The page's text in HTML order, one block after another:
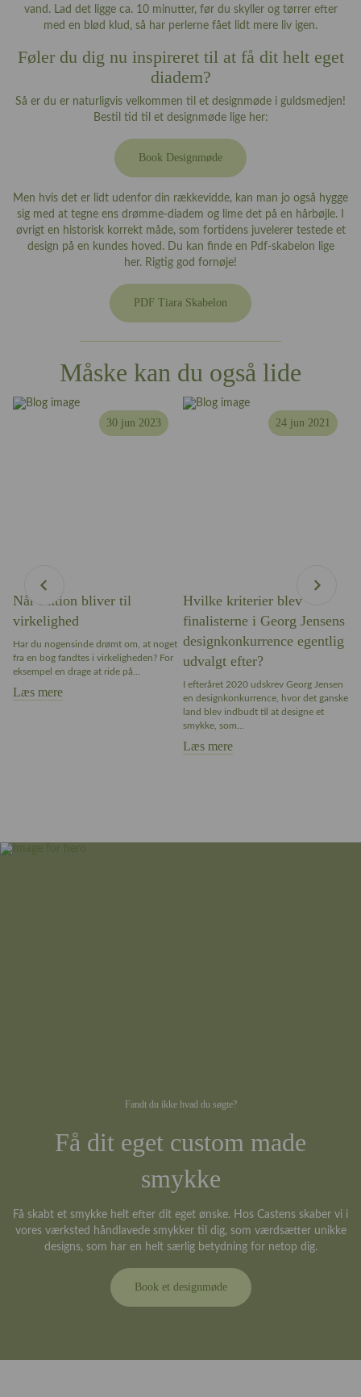
vand. Lad det ligge ca. 10 minutter, før du skyller og tørrer efter
med en blød klud, så har perlerne fået lidt mere liv igen.
Føler du dig nu inspireret til at få dit helt eget
diadem?
Så er du er naturligvis velkommen til et designmøde i guldsmedjen!
Bestil tid til et designmøde lige her:
Book Designmøde
Men hvis det er lidt udenfor din rækkevidde, kan man jo også hygge
sig med at tegne ens drømme-diadem og lime det på en hårbøjle. I
øvrigt en historisk korrekt måde, som fortidens juvelerer testede et
design på en kundes hoved. Du kan finde en Pdf-skabelon lige
her. Rigtig god fornøje!
PDF Tiara Skabelon
Måske kan du også lide
30 jun 2023
Når fiktion bliver til
virkelighed
Har du nogensinde drømt om, at noget
fra en bog fandtes i virkeligheden? For
eksempel en drage at ride på...
Læs mere
24 jun 2021
Hvilke kriterier blev
finalisterne i Georg Jensens
designkonkurrence egentlig
udvalgt efter?
I efteråret 2020 udskrev Georg Jensen
en designkonkurrence, hvor det ganske
land blev indbudt til at designe et
smykke, som...
Læs mere
Fandt du ikke hvad du søgte?
Få dit eget custom made
smykke
Få skabt et smykke helt efter dit eget ønske. Hos Castens skaber vi i
vores værksted håndlavede smykker til dig, som værdsætter unikke
designs, som har en helt særlig betydning for netop dig.
Book et designmøde